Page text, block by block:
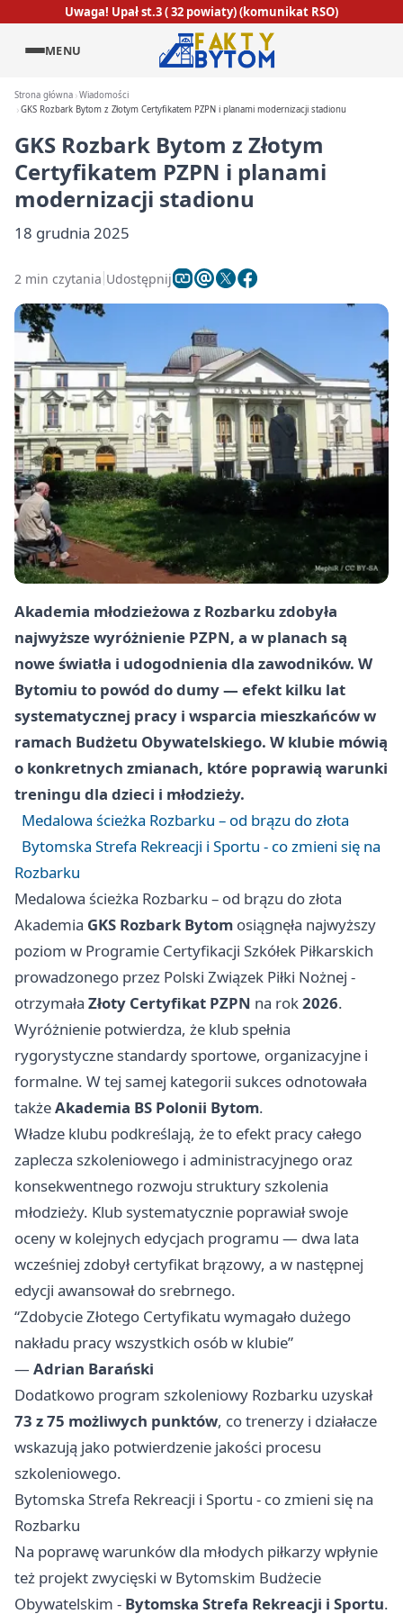
Uwaga! Upał st.3 ( 32 powiaty) (komunikat RSO)
MENU
Strona główna Wiadomości
GKS Rozbark Bytom z Złotym Certyfikatem PZPN i planami modernizacji stadionu
GKS Rozbark Bytom z Złotym
Certyfikatem PZPN i planami
modernizacji stadionu
18 grudnia 2025
2 min czytania Udostępnij
Akademia młodzieżowa z Rozbarku zdobyła
najwyższe wyróżnienie PZPN, a w planach są
nowe światła i udogodnienia dla zawodników. W
Bytomiu to powód do dumy — efekt kilku lat
systematycznej pracy i wsparcia mieszkańców w
ramach Budżetu Obywatelskiego. W klubie mówią
o konkretnych zmianach, które poprawią warunki
treningu dla dzieci i młodzieży.
Medalowa ścieżka Rozbarku – od brązu do złota
Bytomska Strefa Rekreacji i Sportu - co zmieni się na
Rozbarku
Medalowa ścieżka Rozbarku – od brązu do złota
Akademia GKS Rozbark Bytom osiągnęła najwyższy
poziom w Programie Certyfikacji Szkółek Piłkarskich
prowadzonego przez Polski Związek Piłki Nożnej -
otrzymała Złoty Certyfikat PZPN na rok2026.
Wyróżnienie potwierdza, że klub spełnia
rygorystyczne standardy sportowe, organizacyjne i
formalne. W tej samej kategorii sukces odnotowała
takżeAkademia BS Polonii Bytom.
Władze klubu podkreślają, że to efekt pracy całego
zaplecza szkoleniowego i administracyjnego oraz
konsekwentnego rozwoju struktury szkolenia
młodzieży. Klub systematycznie poprawiał swoje
oceny w kolejnych edycjach programu — dwa lata
wcześniej zdobył certyfikat brązowy, a w następnej
edycji awansował do srebrnego.
“Zdobycie Złotego Certyfikatu wymagało dużego
nakładu pracy wszystkich osób w klubie”
— Adrian Barański
Dodatkowo program szkoleniowy Rozbarku uzyskał
73 z 75 możliwych punktów, co trenerzy i działacze
wskazują jako potwierdzenie jakości procesu
szkoleniowego.
Bytomska Strefa Rekreacji i Sportu - co zmieni się na
Rozbarku
Na poprawę warunków dla młodych piłkarzy wpłynie
też projekt zwycięski w Bytomskim Budżecie
Obywatelskim - Bytomska Strefa Rekreacji i Sportu.